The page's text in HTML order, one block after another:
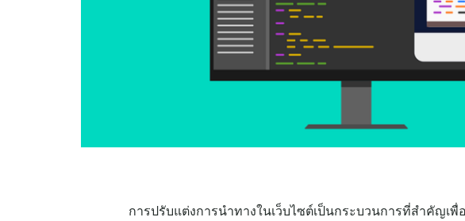
การปรับแต่งการนำทางในเว็บไซต์เป็นกระบวนการที่สำคัญเ